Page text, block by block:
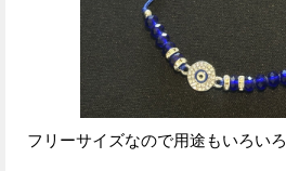
フリーサイズなので用途もいろいろ